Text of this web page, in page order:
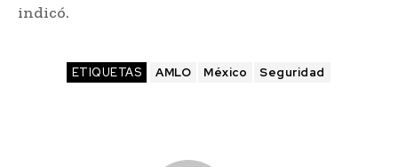
indicó.
ETIQUETAS AMLO México Seguridad